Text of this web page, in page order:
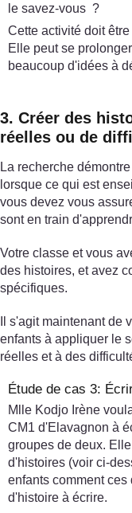
le savez-vous ?
Cette activité doit
Elle peut se
beaucoup d'idées à
3. Créer des
réelles ou de
La recherche
lorsque ce qui est
vous devez vous
sont en train
Votre classe et vous
des histoires, et avez
spécifiques.
Il s'agit maintenant de
enfants à appliquer le
réelles et à des
Étude de cas 3:
Mlle Kodjo Irène
CM1 d'Elavagnon à
groupes de deux.
d'histoires (voir ci-
enfants comment
d'histoire à écrire.